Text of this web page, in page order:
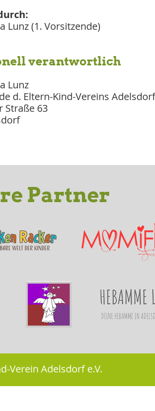
Lunz (1. Vorsitzende)
verantwortlich
Lunz
d. Eltern-Kind-Vereins
Straße 63
Partner
Verein Adelsdorf e.V.